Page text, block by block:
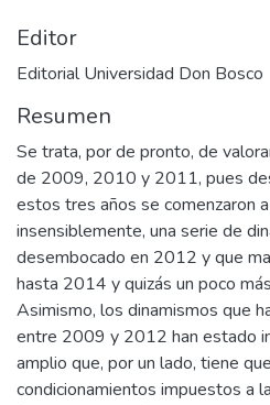
Editor
Editorial Universidad Don Bosco
Resumen
Se trata, por de pronto, de
de 2009, 2010 y 2011, pues
estos tres años se comenzaron
insensiblemente, una serie de
desembocado en 2012 y que
hasta 2014 y quizás un poco
Asimismo, los dinamismos que
entre 2009 y 2012 han estado
amplio que, por un lado, tiene
condicionamientos impuestos a